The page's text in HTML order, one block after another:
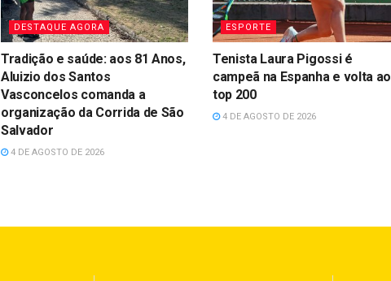
DESTAQUE AGORA
Tradição e saúde: aos 81 Anos,
Aluizio dos Santos
Vasconcelos comanda a
organização da Corrida de São
Salvador
4 DE AGOSTO DE 2026
ESPORTE
Tenista Laura Pigossi é
campeã na Espanha e volta ao
top 200
4 DE AGOSTO DE 2026